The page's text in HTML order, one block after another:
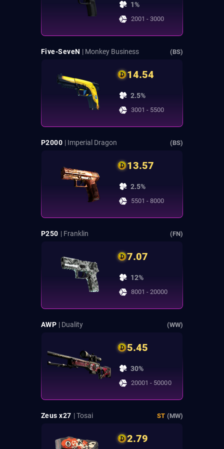
1%
2001 - 3000
Five-SeveN | Monkey Business (BS)
14.54
2.5%
3001 - 5500
P2000 | Imperial Dragon (BS)
13.57
2.5%
5501 - 8000
P250 | Franklin (FN)
7.07
12%
8001 - 20000
AWP | Duality (WW)
5.45
30%
20001 - 50000
Zeus x27 | Tosai ST (MW)
2.79